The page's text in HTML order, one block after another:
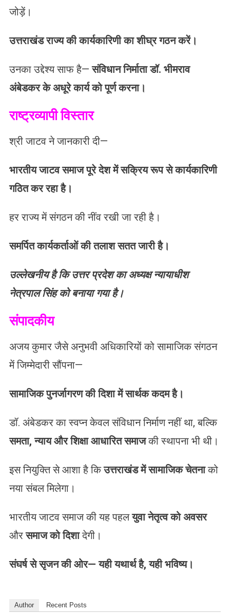
जोड़ें।
उत्तराखंड राज्य की कार्यकारिणी का शीघ्र गठन करें।
उनका उद्देश्य साफ है—संविधान निर्माता डॉ. भीमराव
अंबेडकर के अधूरे कार्य को पूर्ण करना।
राष्ट्रव्यापी विस्तार
श्री जाटव ने जानकारी दी—
भारतीय जाटव समाज पूरे देश में सक्रिय रूप से कार्यकारिणी
गठित कर रहा है।
हर राज्य में संगठन की नींव रखी जा रही है।
समर्पित कार्यकर्ताओं की तलाश सतत जारी है।
उल्लेखनीय है कि उत्तर प्रदेश का अध्यक्ष न्यायाधीश
नेत्रपाल सिंह को बनाया गया है।
संपादकीय
अजय कुमार जैसे अनुभवी अधिकारियों को सामाजिक संगठन
में जिम्मेदारी सौंपना—
सामाजिक पुनर्जागरण की दिशा में सार्थक कदम है।
डॉ. अंबेडकर का स्वप्न केवल संविधान निर्माण नहीं था, बल्कि
समता, न्याय और शिक्षा आधारित समाजकी स्थापना भी थी।
इस नियुक्ति से आशा है किउत्तराखंड में सामाजिक चेतनाको
नया संबल मिलेगा।
भारतीय जाटव समाज की यह पहलयुवा नेतृत्व को अवसर
औरसमाज को दिशादेगी।
संघर्ष से सृजन की ओर— यही यथार्थ है, यही भविष्य।
Author Recent Posts